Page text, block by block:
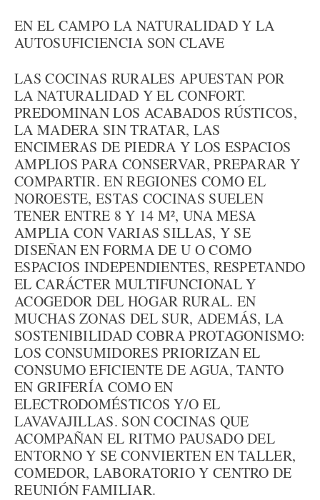
EN EL CAMPO LA NATURALIDAD Y LA
AUTOSUFICIENCIA SON CLAVE
LAS COCINAS RURALES APUESTAN POR
LA NATURALIDAD Y EL CONFORT.
PREDOMINAN LOS ACABADOS RÚSTICOS,
LA MADERA SIN TRATAR, LAS
ENCIMERAS DE PIEDRA Y LOS ESPACIOS
AMPLIOS PARA CONSERVAR, PREPARAR Y
COMPARTIR. EN REGIONES COMO EL
NOROESTE, ESTAS COCINAS SUELEN
TENER ENTRE 8 Y 14 M², UNA MESA
AMPLIA CON VARIAS SILLAS, Y SE
DISEÑAN EN FORMA DE U O COMO
ESPACIOS INDEPENDIENTES, RESPETANDO
EL CARÁCTER MULTIFUNCIONAL Y
ACOGEDOR DEL HOGAR RURAL. EN
MUCHAS ZONAS DEL SUR, ADEMÁS, LA
SOSTENIBILIDAD COBRA PROTAGONISMO:
LOS CONSUMIDORES PRIORIZAN EL
CONSUMO EFICIENTE DE AGUA, TANTO
EN GRIFERÍA COMO EN
ELECTRODOMÉSTICOS Y/O EL
LAVAVAJILLAS. SON COCINAS QUE
ACOMPAÑAN EL RITMO PAUSADO DEL
ENTORNO Y SE CONVIERTEN EN TALLER,
COMEDOR, LABORATORIO Y CENTRO DE
REUNIÓN FAMILIAR.